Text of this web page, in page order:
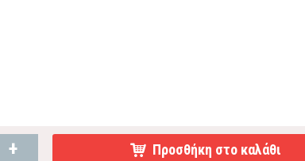
+ Προσθήκη στο καλάθι